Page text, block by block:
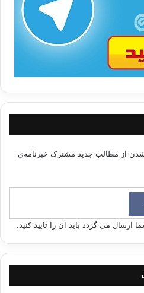
شدن از مطالب جدید مشترک خبرنامه‌ی
ارسال می گردد باید آن را تایید کنید.